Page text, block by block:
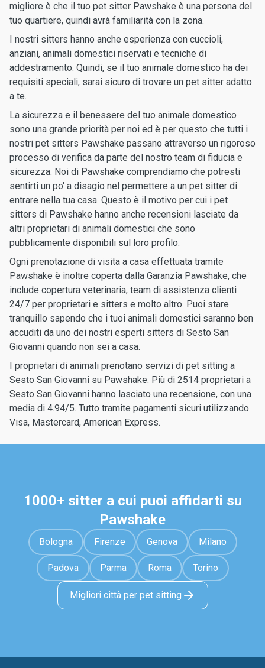
migliore è che il tuo pet sitter Pawshake è una persona del
tuo quartiere, quindi avrà familiarità con la zona.
I nostri sitters hanno anche esperienza con cuccioli,
anziani, animali domestici riservati e tecniche di
addestramento. Quindi, se il tuo animale domestico ha dei
requisiti speciali, sarai sicuro di trovare un pet sitter adatto
a te.
La sicurezza e il benessere del tuo animale domestico
sono una grande priorità per noi ed è per questo che tutti i
nostri pet sitters Pawshake passano attraverso un rigoroso
processo di verifica da parte del nostro team di fiducia e
sicurezza. Noi di Pawshake comprendiamo che potresti
sentirti un po' a disagio nel permettere a un pet sitter di
entrare nella tua casa. Questo è il motivo per cui i pet
sitters di Pawshake hanno anche recensioni lasciate da
altri proprietari di animali domestici che sono
pubblicamente disponibili sul loro profilo.
Ogni prenotazione di visita a casa effettuata tramite
Pawshake è inoltre coperta dalla Garanzia Pawshake, che
include copertura veterinaria, team di assistenza clienti
24/7 per proprietari e sitters e molto altro. Puoi stare
tranquillo sapendo che i tuoi animali domestici saranno ben
accuditi da uno dei nostri esperti sitters di Sesto San
Giovanni quando non sei a casa.
I proprietari di animali prenotano servizi di pet sitting a
Sesto San Giovanni su Pawshake. Più di 2514 proprietari a
Sesto San Giovanni hanno lasciato una recensione, con una
media di 4.94/5. Tutto tramite pagamenti sicuri utilizzando
Visa, Mastercard, American Express.
1000+ sitter a cui puoi affidarti su
Pawshake
Bologna Firenze Genova Milano
Padova Parma Roma Torino
Migliori città per pet sitting